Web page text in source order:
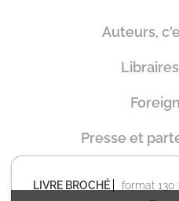
LIVRE BROCHÉ
format 130
Auteurs,
Presse et